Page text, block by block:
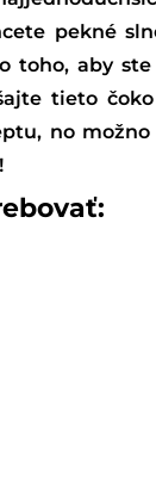
pekné
toho, aby
tieto
no možno